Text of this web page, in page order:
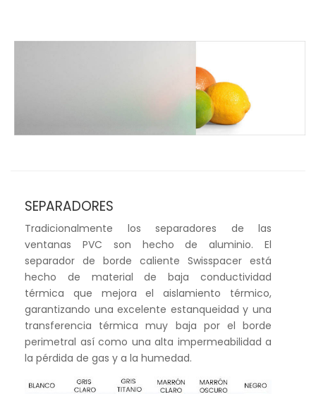
SEPARADORES
Tradicionalmente los separadores de las
ventanas PVC son hecho de aluminio. El
separador de borde caliente Swisspacer está
hecho de material de baja conductividad
térmica que mejora el aislamiento térmico,
garantizando una excelente estanqueidad y una
transferencia térmica muy baja por el borde
perimetral así como una alta impermeabilidad a
la pérdida de gas y a la humedad.